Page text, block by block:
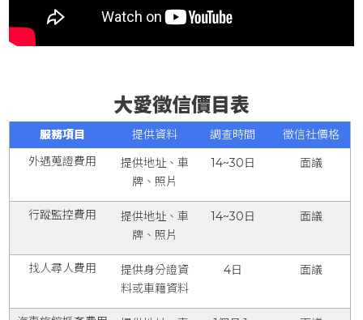
大愛徵信價目表
服務項目
外遇蒐證費用
提供資料
提供地址、車
牌、照片
調查時間
14~30日
徵信社價格
面議
行蹤監控費用
提供地址、車
牌、照片
14~30日 面議
找人尋人費用
提供身分證資
料或車籍資料
4日 面議